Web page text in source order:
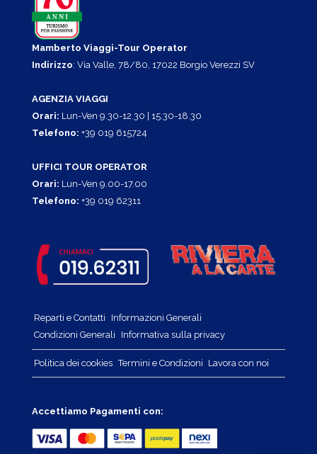
Mamberto Viaggi-Tour Operator
Indirizzo: Via Valle, 78/80, 17022 Borgio Verezzi SV
AGENZIA VIAGGI
Orari: Lun-Ven 9.30-12.30 | 15.30-18.30
Telefono: +39 019 615724
UFFICI TOUR OPERATOR
Orari: Lun-Ven 9.00-17.00
Telefono: +39 019 62311
Reparti e Contatti
Informazioni Generali
Condizioni Generali
Informativa sulla privacy
Politica dei cookies Termini e Condizioni Lavora con noi
Accettiamo Pagamenti con: